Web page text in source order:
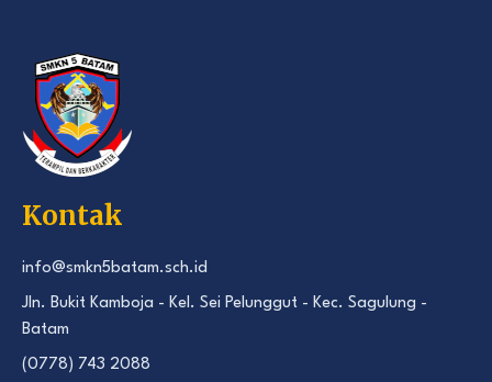
Kontak
info@smkn5batam.sch.id
Jln. Bukit Kamboja - Kel. Sei Pelunggut - Kec. Sagulung -
Batam
(0778) 743 2088